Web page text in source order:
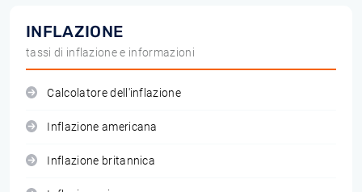
INFLAZIONE
tassi di inflazione e informazioni
Calcolatore dell'inflazione
Inflazione americana
Inflazione britannica